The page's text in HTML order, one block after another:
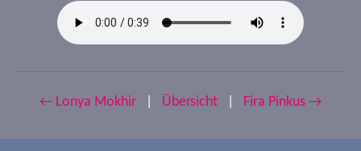
← Lonya Mokhir Übersicht Fira Pinkus →